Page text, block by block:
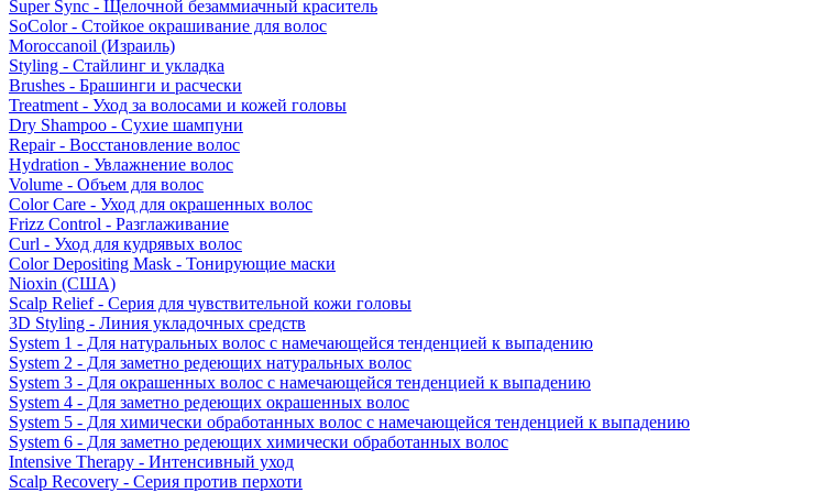
Super Sync - Щелочной безаммиачный краситель
SoColor - Стойкое окрашивание для волос
Moroccanoil (Израиль)
Styling - Стайлинг и укладка
Brushes - Брашинги и расчески
Treatment - Уход за волосами и кожей головы
Dry Shampoo - Сухие шампуни
Repair - Восстановление волос
Hydration - Увлажнение волос
Volume - Объем для волос
Color Care - Уход для окрашенных волос
Frizz Control - Разглаживание
Curl - Уход для кудрявых волос
Color Depositing Mask - Тонирующие маски
Nioxin (США)
Scalp Relief - Серия для чувствительной кожи головы
3D Styling - Линия укладочных средств
System 1 - Для натуральных волос с намечающейся тенденцией к выпадению
System 2 - Для заметно редеющих натуральных волос
System 3 - Для окрашенных волос с намечающейся тенденцией к выпадению
System 4 - Для заметно редеющих окрашенных волос
System 5 - Для химически обработанных волос с намечающейся тенденцией к выпадению
System 6 - Для заметно редеющих химически обработанных волос
Intensive Therapy - Интенсивный уход
Scalp Recovery - Серия против перхоти